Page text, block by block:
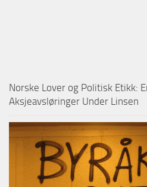
Norske Lover og Politisk Etikk:
Aksjeavsløringer Under Linsen